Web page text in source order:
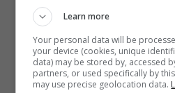
anche abbastanza low
Dana di
suggerisce come meta
Learn more
Your personal data will be
your device (cookies, unique
data) may be stored by, accessed
partners, or used specifically by
may use precise geolocation data.